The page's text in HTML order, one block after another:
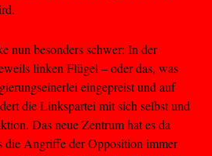
nun besonders schwer: In der
linken Flügel – oder das, was
eingepreist und auf
die Linkspartei mit sich selbst und
Das neue Zentrum hat es da
die Angriffe der Opposition immer